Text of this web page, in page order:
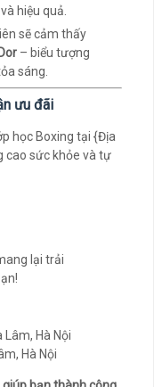
hiệu quả.
sẽ cảm thấy
– biểu tượng
sáng.
ưu đãi
học Boxing tại {Địa
cao sức khỏe và tự
lại trải
Hà Nội